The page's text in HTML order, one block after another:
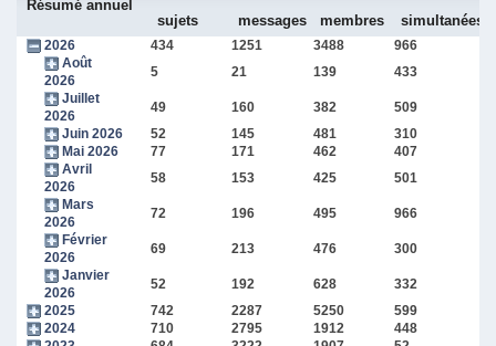
Résumé annuel
sujets
messages
membres
simultanées
2026 434 1251 3488 966
Août
2026
5 21 139 433
Juillet
2026
49 160 382 509
Juin 2026
52 145 481 310
Mai 2026
77 171 462 407
Avril
2026
58 153 425 501
Mars
2026
72 196 495 966
Février
2026
69 213 476 300
Janvier
2026
52 192 628 332
2025
742 2287 5250 599
2024
710 2795 1912 448